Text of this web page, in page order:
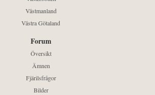
Västmanland
Västra Götaland
Forum
Översikt
Ämnen
Fjärilsfrågor
Bilder